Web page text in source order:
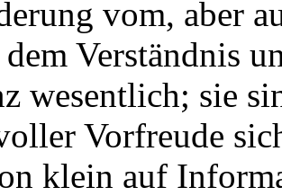
vom, aber
Verständnis
wesentlich; sie
Vorfreude
klein auf